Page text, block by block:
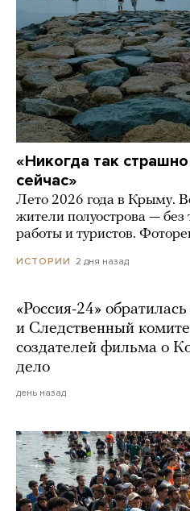
«Никогда так
сейчас»
Лето 2026 года в Крыму.
жители полуострова — без
работы и туристов.
ИСТОРИИ 2 дня назад
«Россия-24»
и Следственный
создателей фильма о
дело
день назад